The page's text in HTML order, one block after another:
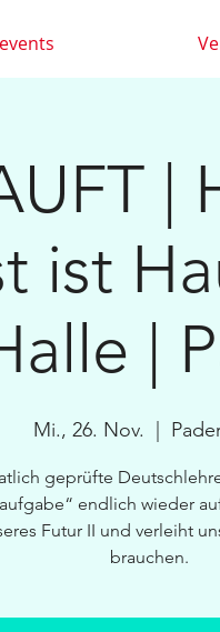
|
ist
|
Mi., 26. Nov.
geprüfte
endlich wieder
Futur II und verleiht
brauchen.